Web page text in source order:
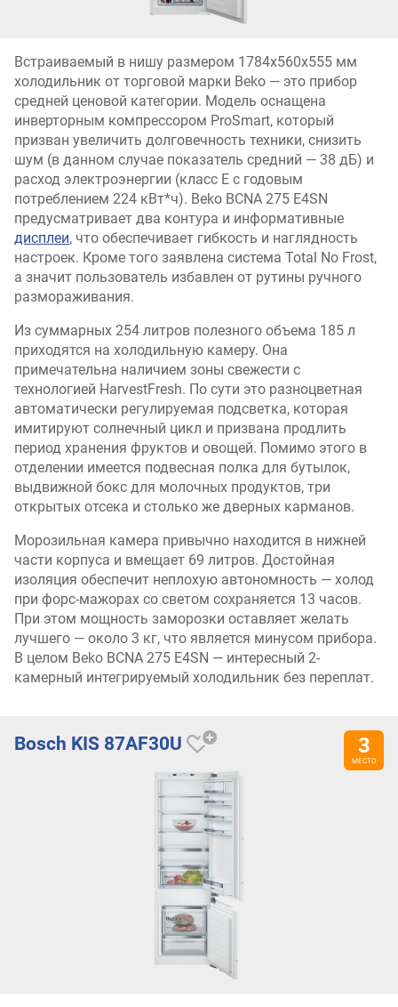
Встраиваемый в нишу размером 1784x560x555 мм
холодильник от торговой марки Beko — это прибор
средней ценовой категории. Модель оснащена
инверторным компрессором ProSmart, который
призван увеличить долговечность техники, снизить
шум (в данном случае показатель средний — 38 дБ) и
расход электроэнергии (класс E с годовым
потреблением 224 кВт*ч). Beko BCNA 275 E4SN
предусматривает два контура и информативные
дисплеи, что обеспечивает гибкость и наглядность
настроек. Кроме того заявлена система Total No Frost,
а значит пользователь избавлен от рутины ручного
размораживания.
Из суммарных 254 литров полезного объема 185 л
приходятся на холодильную камеру. Она
примечательна наличием зоны свежести с
технологией HarvestFresh. По сути это разноцветная
автоматически регулируемая подсветка, которая
имитируют солнечный цикл и призвана продлить
период хранения фруктов и овощей. Помимо этого в
отделении имеется подвесная полка для бутылок,
выдвижной бокс для молочных продуктов, три
открытых отсека и столько же дверных карманов.
Морозильная камера привычно находится в нижней
части корпуса и вмещает 69 литров. Достойная
изоляция обеспечит неплохую автономность — холод
при форс-мажорах со светом сохраняется 13 часов.
При этом мощность заморозки оставляет желать
лучшего — около 3 кг, что является минусом прибора.
В целом Beko BCNA 275 E4SN — интересный 2-
камерный интегрируемый холодильник без переплат.
Bosch KIS 87AF30U